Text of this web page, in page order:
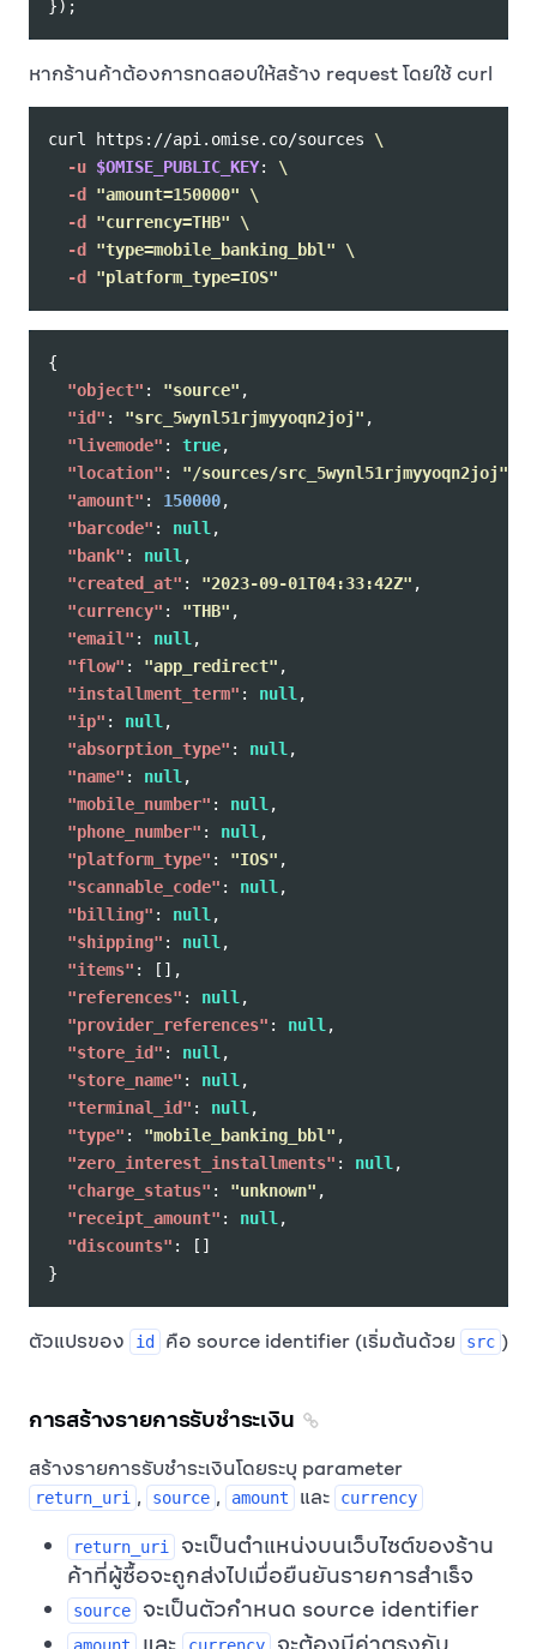
});
หากร้านค้าต้องการทดสอบให้สร้าง request โดยใช้ curl
curl https://api.omise.co/sources \
-u $OMISE_PUBLIC_KEY: \
-d
"amount=150000"
\
-d
"currency=THB"
\
-d
"type=mobile_banking_bbl"
\
-d
"platform_type=IOS"
{
"object" : "source" ,
"id" : "src_5wynl51rjmyyoqn2joj" ,
"livemode" : true,
"location" : "/sources/src_5wynl51rjmyyoqn2joj"
"amount" : 150000,
"barcode" : null ,
"bank" : null ,
"created_at" : "2023-09-01T04:33:42Z" ,
"currency" : "THB" ,
"email" : null ,
"flow" : "app_redirect" ,
"installment_term" : null ,
"ip" : null ,
"absorption_type" : null ,
"name" : null ,
"mobile_number" : null ,
"phone_number" : null ,
"platform_type" : "IOS" ,
"scannable_code" : null ,
"billing" : null ,
"shipping" : null ,
"items" :
[],
"references" : null ,
"provider_references" : null ,
"store_id" : null ,
"store_name" : null ,
"terminal_id" : null ,
"type" : "mobile_banking_bbl" ,
"zero_interest_installments" : null ,
"charge_status" : "unknown" ,
"receipt_amount" : null ,
"discounts" :
[]
}
ตัวแปรของ id คือ source identifier (เริ่มต้นด้วย src )
การสร้างรายการรับชำระเงิน
สร้างรายการรับชำระเงินโดยระบุ parameter
return_uri , source , amount และ currency
return_uri
จะเป็นตำแหน่งบนเว็บไซต์ของร้าน
ค้าที่ผู้ซื้อจะถูกส่งไปเมื่อยืนยันรายการสำเร็จ
source จะเป็นตัวกำหนด source identifier